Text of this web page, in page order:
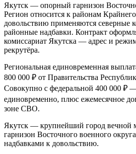
Якутск — опорный гарнизон
Регион относится к районам
довольствию применяются северные
районные надбавки. Контракт
комиссариат Якутска — адрес и
рекрутёра.
Региональная единовременная
800 000 ₽ от Правительства
Совокупно с федеральной 400 000 ₽
единовременно, плюс ежемесячное
зоне СВО.
Якутск — крупнейший город вечной
гарнизон Восточного военного
надбавками к довольствию.